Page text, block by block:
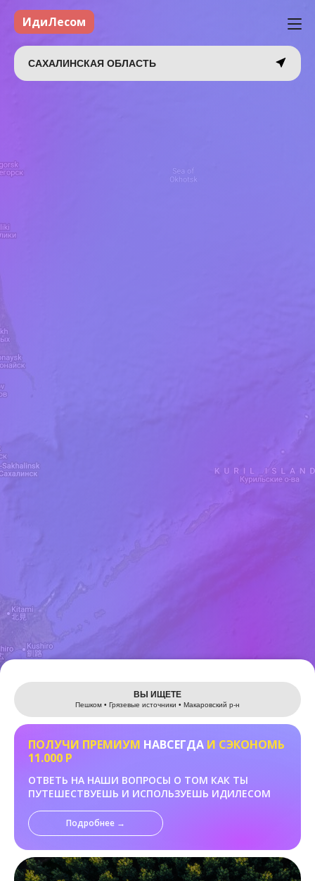
Leaflet
ИдиЛесом
САХАЛИНСКАЯ ОБЛАСТЬ
ВЫ ИЩЕТЕ
Пешком • Грязевые источники • Макаровский р-н
ПОЛУЧИ ПРЕМИУМ НАВСЕГДА И СЭКОНОМЬ
11.000 Р
ОТВЕТЬ НА НАШИ ВОПРОСЫ О ТОМ КАК ТЫ
ПУТЕШЕСТВУЕШЬ И ИСПОЛЬЗУЕШЬ ИДИЛЕСОМ
Подробнее →